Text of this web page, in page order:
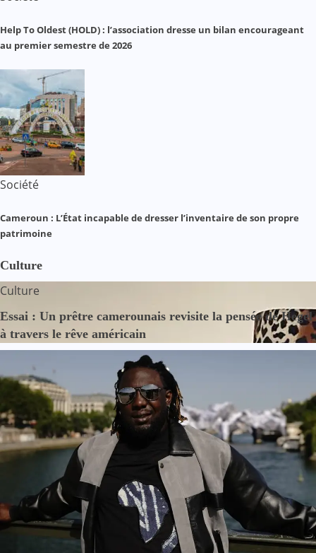
Help To Oldest (HOLD) : l’association dresse un bilan encourageant
au premier semestre de 2026
Société
Cameroun : L’État incapable de dresser l’inventaire de son propre
patrimoine
Culture
Culture
Essai : Un prêtre camerounais revisite la pensée de Hegel
à travers le rêve américain